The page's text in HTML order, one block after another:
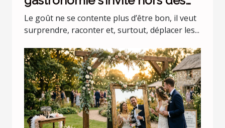
codes
Le goût ne se contente plus d’être bon, il veut
surprendre, raconter et, surtout, déplacer les...